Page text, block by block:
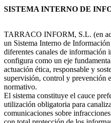
SISTEMA INTERNO DE
TARRACO INFORM, S.L. (en
un Sistema Interno de
diferentes canales de información
configura como un eje
actuación ética, responsable y
supervisión, control y prevención
normativo.
El sistema constituye el cauce
utilización obligatoria para
comunicaciones sobre